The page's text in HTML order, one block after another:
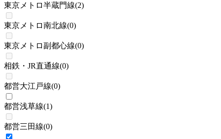
東京メトロ半蔵門線(2)
東京メトロ南北線(0)
東京メトロ副都心線(0)
相鉄・JR直通線(0)
都営大江戸線(0)
都営浅草線(1)
都営三田線(0)